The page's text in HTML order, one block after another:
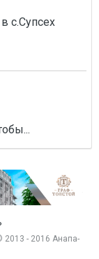
с.Супсех
2013 - 2016 Анапа-